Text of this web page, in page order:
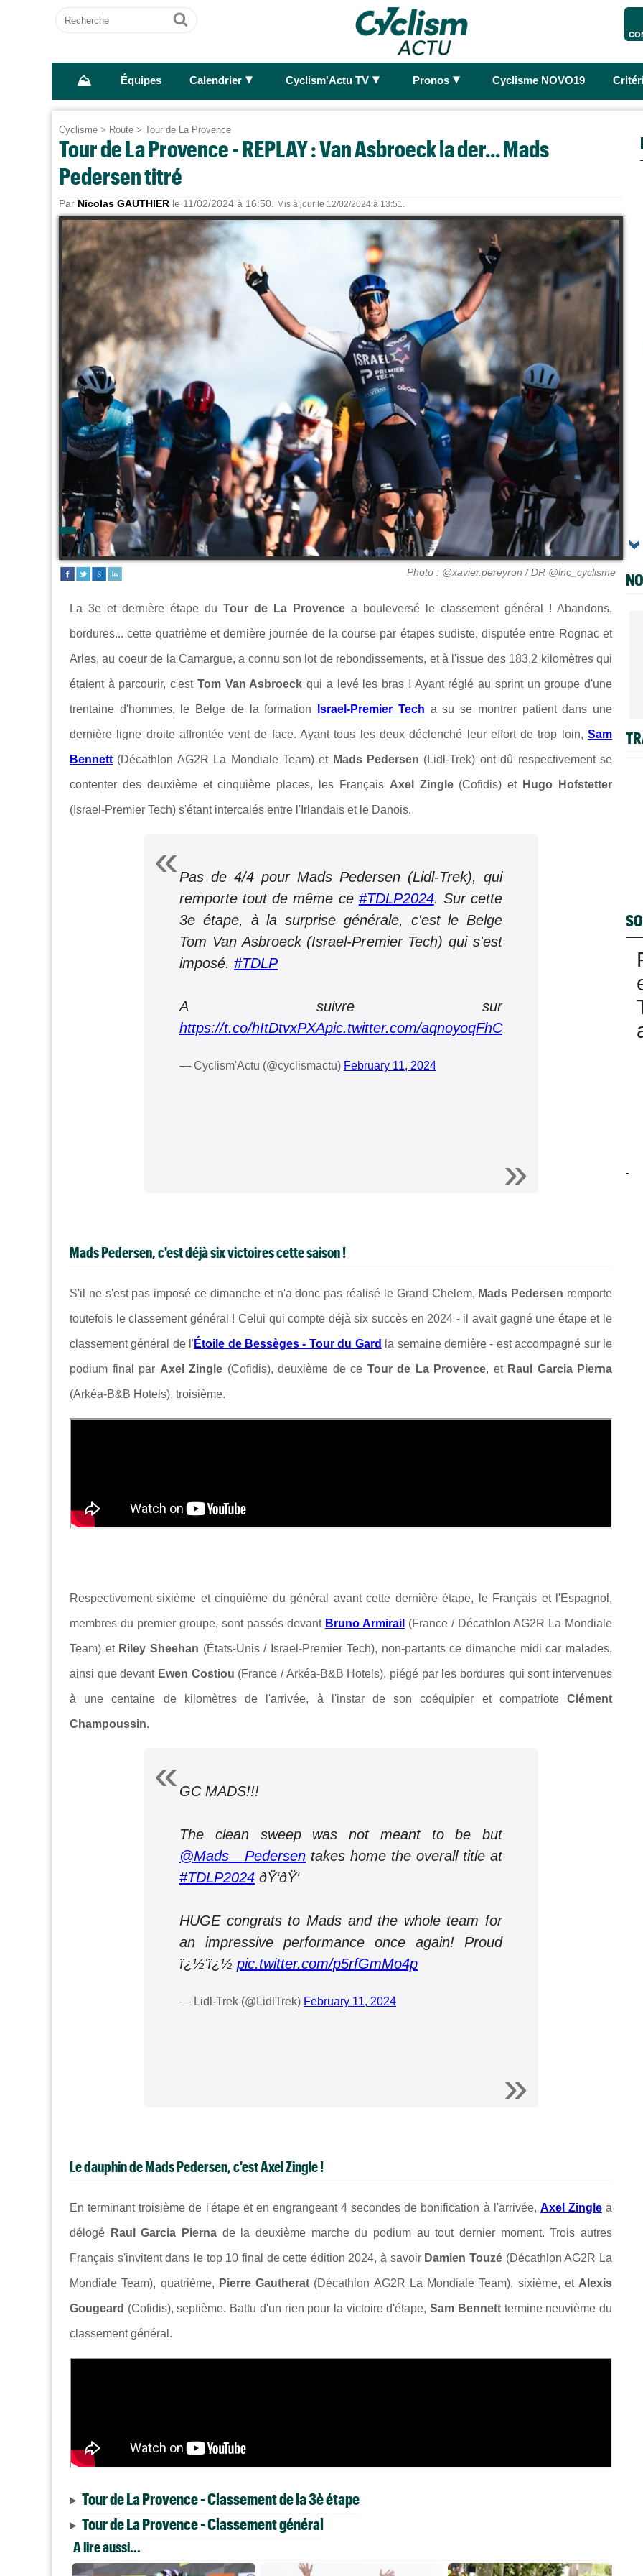
Recherche
Ok
⛰ Équipes Calendrier ► Cyclism'Actu TV ► Pronos ► Cyclisme NOVO19
Cyclisme > Route > Tour de La Provence
Tour de La Provence - REPLAY : Van Asbroeck la der... Mads
Pedersen titré
Par Nicolas GAUTHIER le 11/02/2024 à 16:50. Mis à jour le 12/02/2024 à 13:51.
Photo : @xavier.pereyron / DR @lnc_cyclisme
La 3e et dernière étape du Tour de La Provence a bouleversé le classement général ! Abandons,
bordures... cette quatrième et dernière journée de la course par étapes sudiste, disputée entre Rognac et
Arles, au coeur de la Camargue, a connu son lot de rebondissements, et à l'issue des 183,2 kilomètres qui
étaient à parcourir, c'est Tom Van Asbroeck qui a levé les bras ! Ayant réglé au sprint un groupe d'une
trentaine d'hommes, le Belge de la formation Israel-Premier Tech a su se montrer patient dans une
dernière ligne droite affrontée vent de face. Ayant tous les deux déclenché leur effort de trop loin, Sam
Bennett (Décathlon AG2R La Mondiale Team) et Mads Pedersen (Lidl-Trek) ont dû respectivement se
contenter des deuxième et cinquième places, les Français Axel Zingle(Cofidis) et Hugo Hofstetter
(Israel-Premier Tech) s'étant intercalés entre l'Irlandais et le Danois.
Pas de 4/4 pour Mads Pedersen (Lidl-Trek), qui
remporte tout de même ce #TDLP2024. Sur cette
3e étape, à la surprise générale, c'est le Belge
Tom Van Asbroeck (Israel-Premier Tech) qui s'est
imposé. #TDLP
A suivre sur
https://t.co/hItDtvxPXApic.twitter.com/aqnoyoqFhC
— Cyclism'Actu (@cyclismactu) February 11, 2024
Mads Pedersen, c'est déjà six victoires cette saison !
S'il ne s'est pas imposé ce dimanche et n'a donc pas réalisé le Grand Chelem, Mads Pedersen remporte
toutefois le classement général ! Celui qui compte déjà six succès en 2024 - il avait gagné une étape et le
classement général de l'Étoile de Bessèges - Tour du Gard la semaine dernière - est accompagné sur le
podium final par Axel Zingle (Cofidis), deuxième de ce Tour de La Provence, et Raul Garcia Pierna
(Arkéa-B&B Hotels), troisième.
Respectivement sixième et cinquième du général avant cette dernière étape, le Français et l'Espagnol,
membres du premier groupe, sont passés devant Bruno Armirail (France / Décathlon AG2R La Mondiale
Team) et Riley Sheehan (États-Unis / Israel-Premier Tech), non-partants ce dimanche midi car malades,
ainsi que devant Ewen Costiou (France / Arkéa-B&B Hotels), piégé par les bordures qui sont intervenues
à une centaine de kilomètres de l'arrivée, à l'instar de son coéquipier et compatriote Clément
Champoussin.
GC MADS!!!
The clean sweep was not meant to be but
@Mads__Pedersen takes home the overall title at
#TDLP2024 ðŸ‘ðŸ‘
HUGE congrats to Mads and the whole team for
an impressive performance once again! Proud
ï¿½'ï¿½ pic.twitter.com/p5rfGmMo4p
— Lidl-Trek (@LidlTrek) February 11, 2024
Le dauphin de Mads Pedersen, c'est Axel Zingle !
En terminant troisième de l'étape et en engrangeant 4 secondes de bonification à l'arrivée, Axel Zinglea
délogé Raul Garcia Pierna de la deuxième marche du podium au tout dernier moment. Trois autres
Français s'invitent dans le top 10 final de cette édition 2024, à savoir Damien Touzé (Décathlon AG2R La
Mondiale Team), quatrième, Pierre Gautherat (Décathlon AG2R La Mondiale Team), sixième, et Alexis
Gougeard (Cofidis), septième. Battu d'un rien pour la victoire d'étape,Sam Bennetttermine neuvième du
classement général.
Tour de La Provence - Classement de la 3è étape
Tour de La Provence - Classement général
A lire aussi...
-